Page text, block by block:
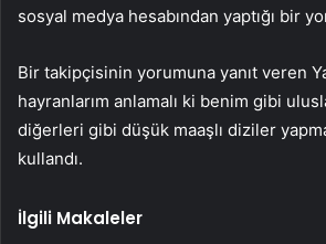
sosyal medya hesabından yaptığı bir
Bir takipçisinin yorumuna yanıt veren
hayranlarım anlamalı ki benim gibi
diğerleri gibi düşük maaşlı diziler
kullandı.
İlgili Makaleler